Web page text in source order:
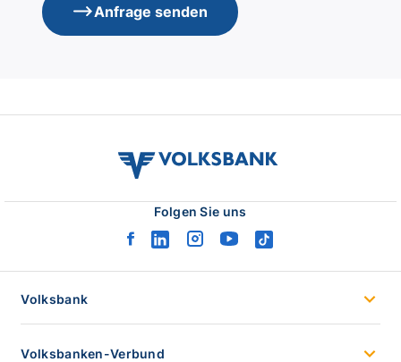
Anfrage senden
volksbank
Folgen Sie uns
facebook
linkedininstagram
youtubetiktok
Volksbank
Volksbanken-Verbund